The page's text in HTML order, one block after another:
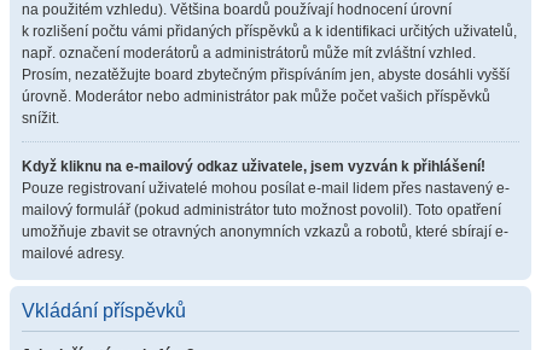
na použitém vzhledu). Většina boardů používají hodnocení úrovní
k rozlišení počtu vámi přidaných příspěvků a k identifikaci určitých uživatelů,
např. označení moderátorů a administrátorů může mít zvláštní vzhled.
Prosím, nezatěžujte board zbytečným přispíváním jen, abyste dosáhli vyšší
úrovně. Moderátor nebo administrátor pak může počet vašich příspěvků
snížit.
Když kliknu na e-mailový odkaz uživatele, jsem vyzván k přihlášení!
Pouze registrovaní uživatelé mohou posílat e-mail lidem přes nastavený e-
mailový formulář (pokud administrátor tuto možnost povolil). Toto opatření
umožňuje zbavit se otravných anonymních vzkazů a robotů, které sbírají e-
mailové adresy.
Vkládání příspěvků